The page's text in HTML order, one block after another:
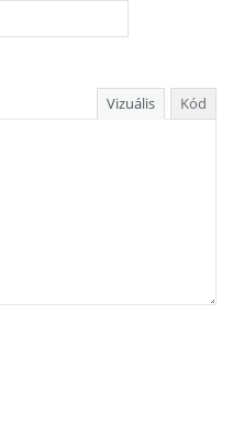
Vizuális Kód